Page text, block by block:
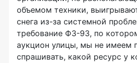
объемом техники,
снега из-за системной
требование ФЗ-93, по
аукцион улицы, мы не имеем
спрашивать, какой ресурс у